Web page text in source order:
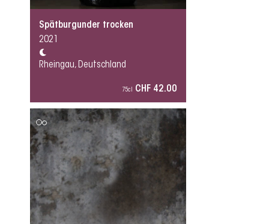
Spätburgunder trocken
2021
Rheingau, Deutschland
75cl CHF 42.00